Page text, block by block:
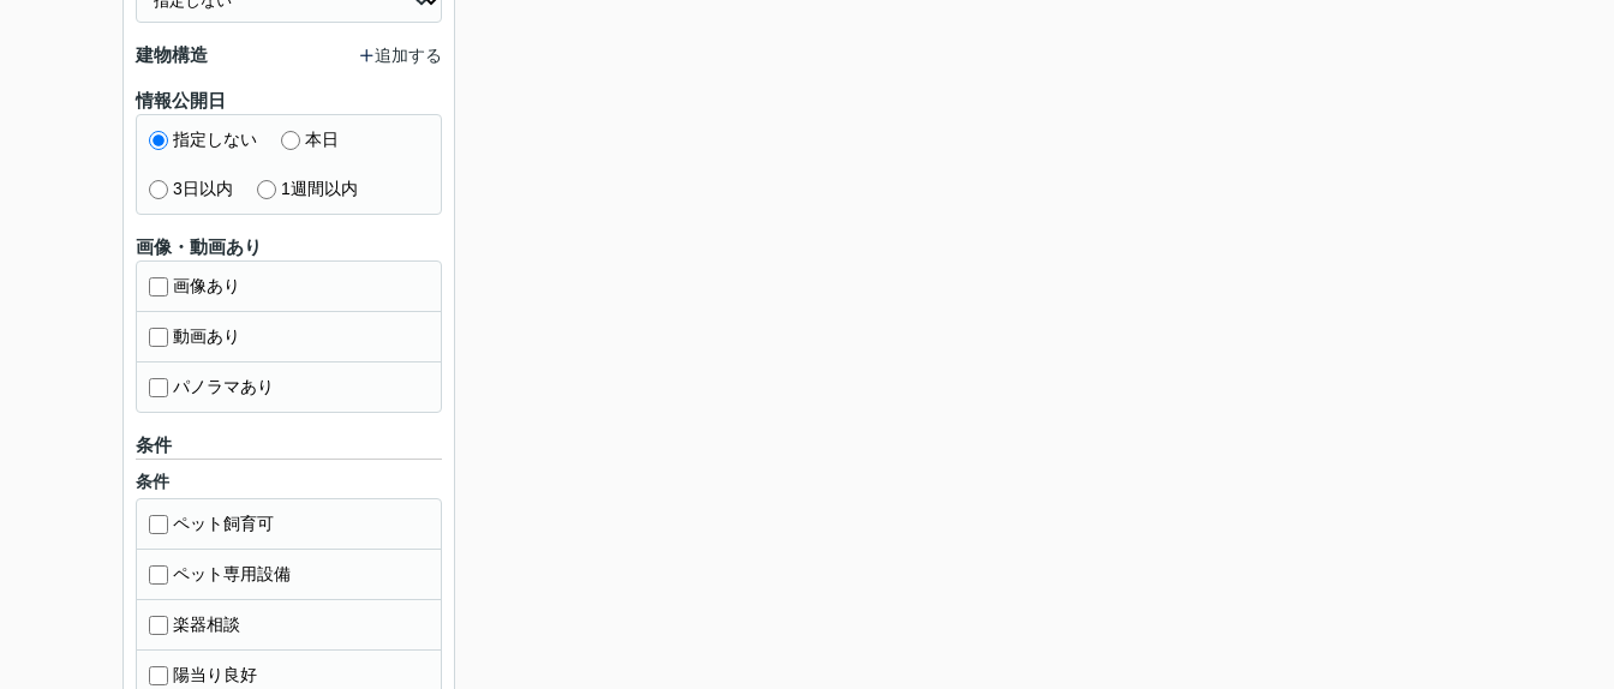
建物構造 追加する
情報公開日
指定しない 本日
3日以内 1週間以内
画像・動画あり
画像あり
動画あり
パノラマあり
条件
条件
ペット飼育可
ペット専用設備
楽器相談
陽当り良好